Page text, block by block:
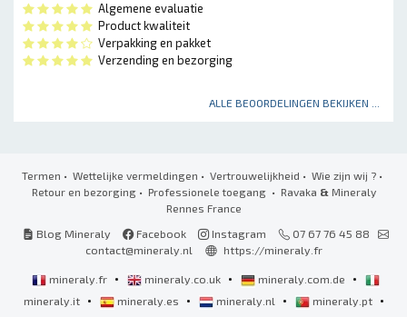
Algemene evaluatie
Product kwaliteit
Verpakking en pakket
Verzending en bezorging
ALLE BEOORDELINGEN BEKIJKEN ...
Termen • Wettelijke vermeldingen • Vertrouwelijkheid • Wie zijn wij ? •
Retour en bezorging• Professionele toegang • Ravaka & Mineraly
Rennes France
Blog Mineraly
Facebook Instagram
07 67 76 45 88
contact@mineraly.nl
https://mineraly.fr
mineraly.fr • mineraly.co.uk • mineraly.com.de •
mineraly.it • mineraly.es • mineraly.nl • mineraly.pt •